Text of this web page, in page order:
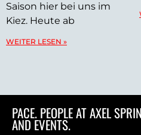
Saison hier bei uns im
Kiez. Heute ab
WEITER LESEN »
PACE. PEOPLE AT AXEL
AND EVENTS.